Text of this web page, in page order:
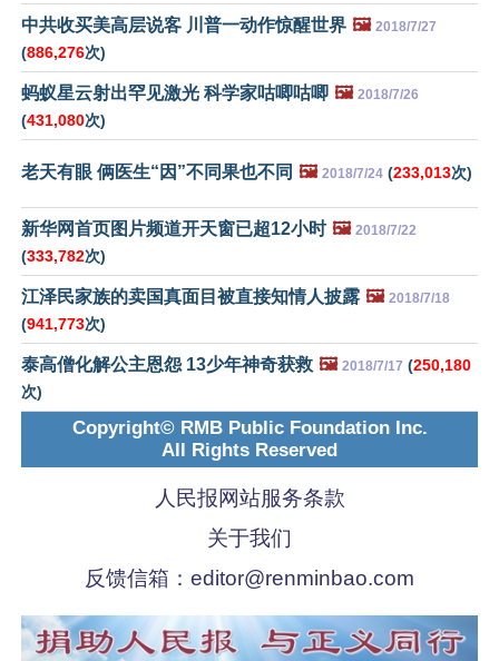
中共收买美高层说客 川普一动作惊醒世界 🖼️ 2018/7/27
(886,276次)
蚂蚁星云射出罕见激光 科学家咕唧咕唧 🖼️ 2018/7/26
(431,080次)
老天有眼 俩医生“因”不同果也不同 🖼️ 2018/7/24 (233,013次)
新华网首页图片频道开天窗已超12小时 🖼️ 2018/7/22
(333,782次)
江泽民家族的卖国真面目被直接知情人披露 🖼️ 2018/7/18
(941,773次)
泰高僧化解公主恩怨 13少年神奇获救 🖼️ 2018/7/17 (250,180
次)
Copyright© RMB Public Foundation Inc.
All Rights Reserved
人民报网站服务条款
关于我们
反馈信箱： editor@renminbao.com